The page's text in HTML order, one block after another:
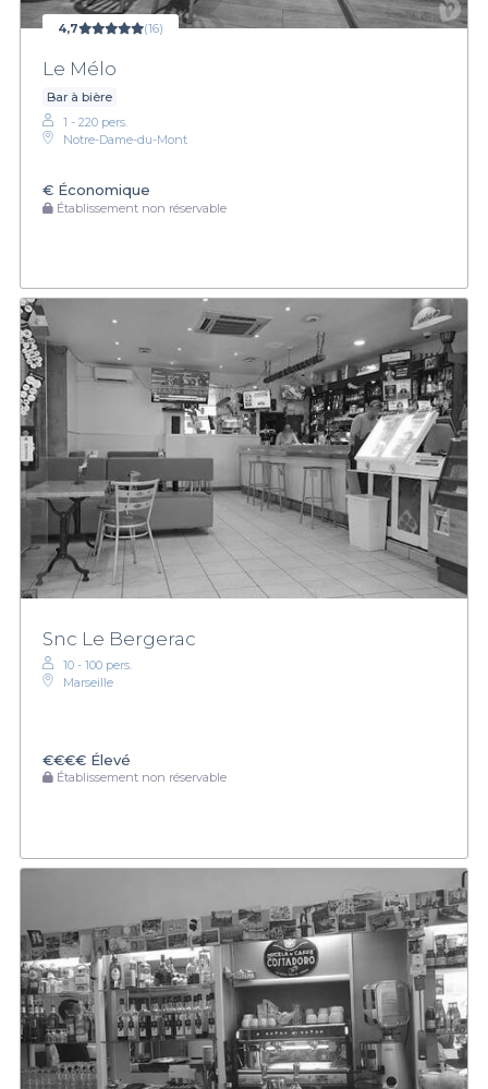
4,7 (16)
Le Mélo
Bar à bière
1 - 220 pers.
Notre-Dame-du-Mont
€ Économique
Établissement non réservable
Snc Le Bergerac
10 - 100 pers.
Marseille
€€€€ Élevé
Établissement non réservable